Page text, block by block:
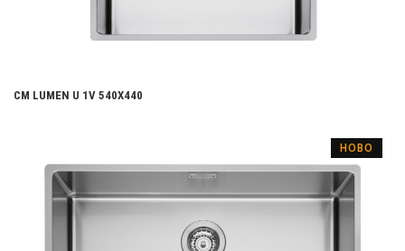
CM LUMEN U 1V 540X440
НОВО